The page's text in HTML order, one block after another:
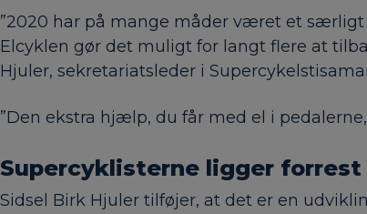
”2020 har på mange måder været et
Elcyklen gør det muligt for langt flere at
Hjuler, sekretariatsleder i
”Den ekstra hjælp, du får med el i
Supercyklisterne ligger
Sidsel Birk Hjuler tilføjer, at det er en